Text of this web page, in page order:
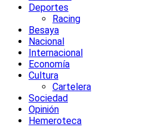
Deportes
Racing
Besaya
Nacional
Internacional
Economía
Cultura
Cartelera
Sociedad
Opinión
Hemeroteca